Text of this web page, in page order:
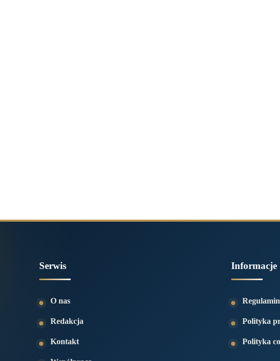
Serwis
O nas
Redakcja
Kontakt
Informacje
Regulamin
Polityka
Polityka